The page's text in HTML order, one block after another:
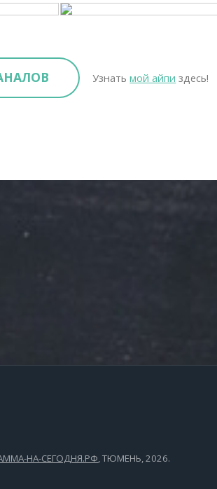
Узнатьмой айпи здесь!
НА-СЕГОДНЯ.РФ, ТЮМЕНЬ, 2026.